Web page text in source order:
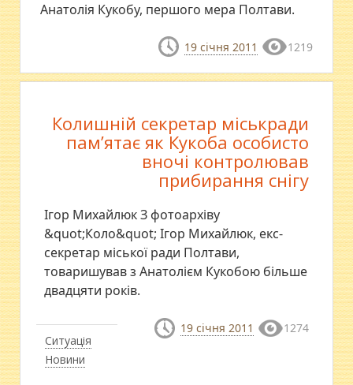
Анатолія Кукобу, першого мера Полтави.
19 січня 2011 1219
Ситуація
Новини
Колишній секретар міськради
пам’ятає як Кукоба особисто
вночі контролював
прибирання снігу
Ігор Михайлюк З фотоархіву
&quot;Коло&quot; Ігор Михайлюк, екс-
секретар міської ради Полтави,
товаришував з Анатолієм Кукобою більше
двадцяти років.
19 січня 2011 1274